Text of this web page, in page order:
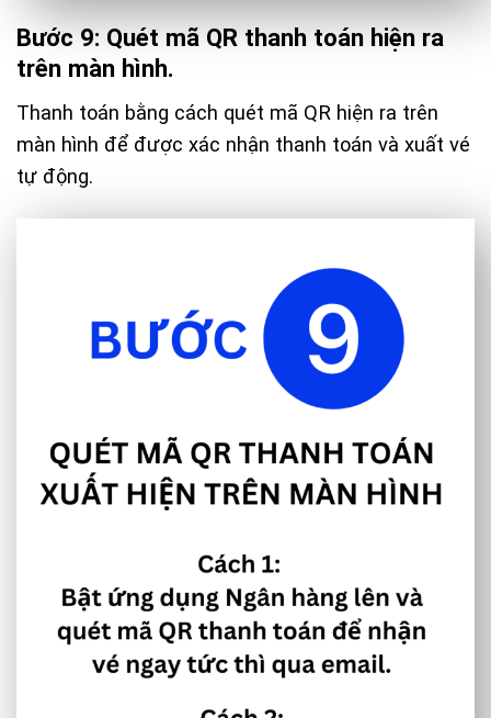
Bước 9: Quét mã QR thanh toán hiện ra
trên màn hình.
Thanh toán bằng cách quét mã QR hiện ra trên
màn hình để được xác nhận thanh toán và xuất vé
tự động.